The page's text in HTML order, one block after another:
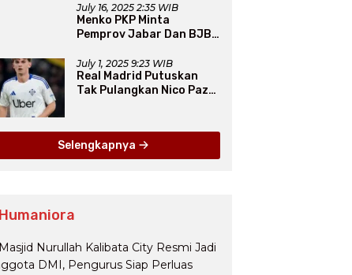
July 16, 2025 2:35 WIB
Menko PKP Minta
Pemprov Jabar Dan BJB
100 Ribu Rumah FLPP
July 1, 2025 9:23 WIB
Real Madrid Putuskan
Tak Pulangkan Nico Paz
Selengkapnya